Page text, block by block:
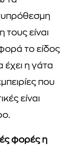
είναι
το είδος
η γάτα
που
είναι
φορές η